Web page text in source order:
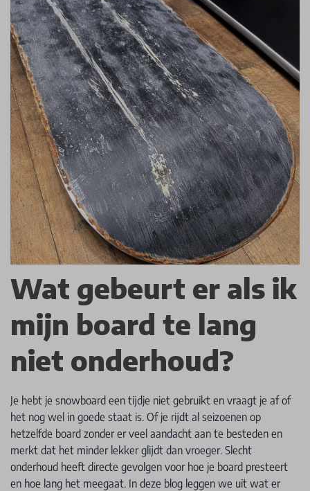
Wat gebeurt er als ik
mijn board te lang
niet onderhoud?
Je hebt je snowboard een tijdje niet gebruikt en vraagt je af of
het nog wel in goede staat is. Of je rijdt al seizoenen op
hetzelfde board zonder er veel aandacht aan te besteden en
merkt dat het minder lekker glijdt dan vroeger. Slecht
onderhoud heeft directe gevolgen voor hoe je board presteert
en hoe lang het meegaat. In deze blog leggen we uit wat er